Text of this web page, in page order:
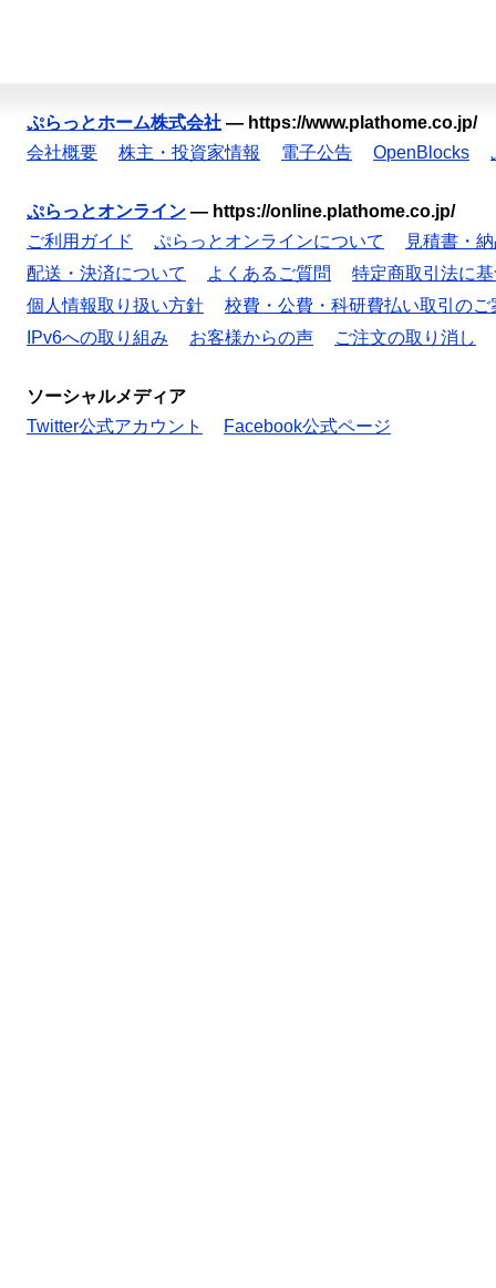
ぷらっとホーム株式会社 — https://www.plathome.co.jp/
会社概要
株主・投資家情報 電子公告 OpenBlocks
ぷらっとオンライン — https://online.plathome.co.jp/
ご利用ガイド
ぷらっとオンラインについて
見積書・
配送・決済について
よくあるご質問
特定商取引法に
個人情報取り扱い方針
校費・公費・科研費払い取引のご
IPv6への取り組み
お客様からの声 ご注文の取り消し
ソーシャルメディア
Twitter公式アカウント
Facebook公式ページ